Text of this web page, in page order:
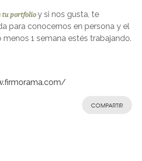
tu portfolio y si nos gusta, te
para conocernos en persona y el
1 semana estés trabajando.
COMPARTIR